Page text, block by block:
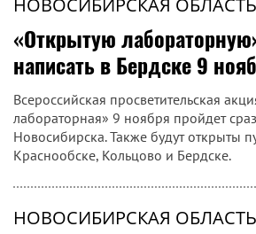
НОВОСИБИРСКАЯ ОБЛАСТЬ
«Открытую
написать в Бердске 9
Всероссийская просветительская
лабораторная» 9 ноября пройдет
Новосибирска. Также будут открыты
Краснообске, Кольцово и Бердске.
НОВОСИБИРСКАЯ ОБЛАСТЬ